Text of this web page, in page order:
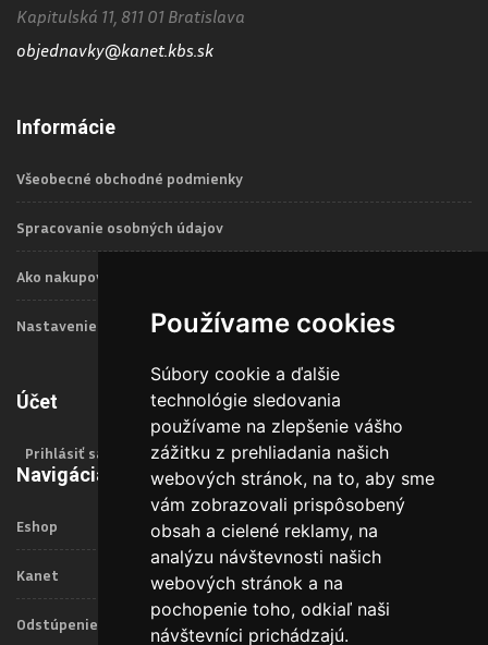
Používame cookies
Súbory cookie a ďalšie
technológie sledovania
používame na zlepšenie vášho
zážitku z prehliadania našich
webových stránok, na to, aby sme
vám zobrazovali prispôsobený
obsah a cielené reklamy, na
analýzu návštevnosti našich
webových stránok a na
pochopenie toho, odkiaľ naši
návštevníci prichádzajú.
Kapitulská 11, 811 01 Bratislava
objednavky@kanet.kbs.sk
Informácie
Všeobecné obchodné podmienky
Spracovanie osobných údajov
Ako nakupovať
Nastavenie Cookies
Účet
Prihlásiť sa
Navigácia
Eshop
Kanet
Odstúpenie od zmluvy